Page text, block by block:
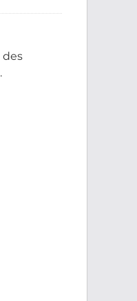
des